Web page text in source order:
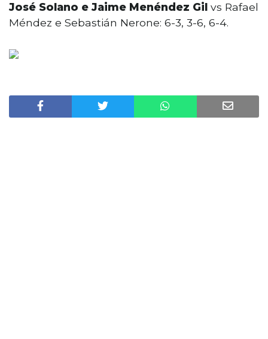
José Solano e Jaime Menéndez Gil vs Rafael
Méndez e Sebastián Nerone: 6-3, 3-6, 6-4.